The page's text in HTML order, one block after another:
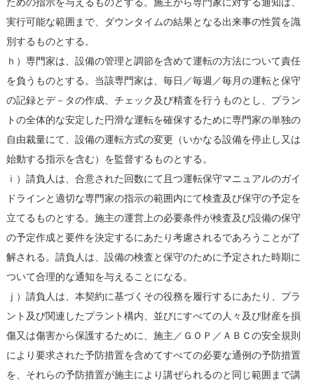
実行可能な範囲まで、ダウンタイムの結果となる出来事の性質を識
別するものとする。
ｈ）専門家は、設備の管理と調節を含めて運転の方法について責任
を負うものとする。当該専門家は、毎日／毎週／毎月の運転と保守
の記録とデ－タの作成、チェック及び精査を行うものとし、プラン
トの全体的な安定した円滑な運転を確保するために専門家の単独の
自由裁量にて、設備の運転方式の変更（いかなる設備を停止し又は
始動する指示を含む）を監督するものとする。
ｉ）請負人は、合意された回数にて且つ運転保守マニュアルのガイ
ドラインと適切な専門家の指示の範囲内にて検査及び保守の予定を
立てるものとする。施主の運営上の必要条件が検査及び設備の保守
の予定作成と要件を決定するにあたり考慮されるであろうことが了
解される。請負人は、設備の検査と保守のために予定された時期に
ついて合理的な通知を与えることになる。
ｊ）請負人は、本契約に基づくその役務を履行するにあたり、プラ
ント及び関連したプラント構内、並びにすべての人々及び財産を損
傷又は傷害から保護するために、施主／ＧＯＰ／ＡＢＣの安全規則
により要求された予防措置を含めてすべての必要な通例の予防措置
を、それらの予防措置が施主により講ぜられるのと同じ範囲まで講